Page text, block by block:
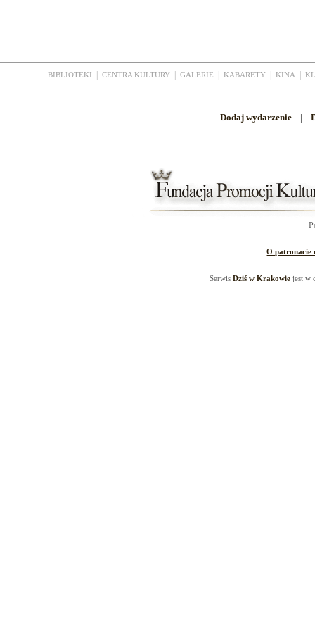
BIBLIOTEKI CENTRA KULTURY GALERIE KABARETY KINA
Dodaj wydarzenie |
O patronacie
SerwisDziś w Krakowie jest w